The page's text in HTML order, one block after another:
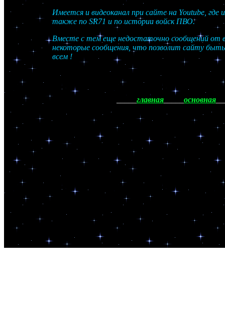
Имеется и видеоканал при сайте на Youtube,
также по SR71 и по истории войск ПВО.
Вместе с тем еще недостаточно сообщений от
некоторые сообщения, что позволит сайту
всем !
главная основная